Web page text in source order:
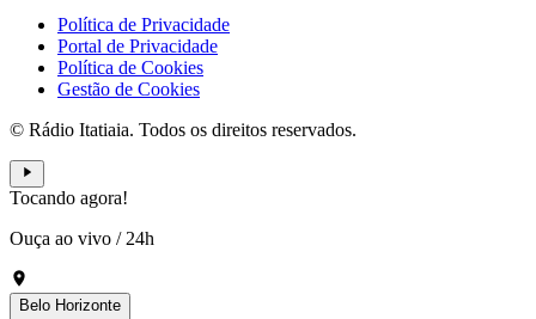
Política de Privacidade
Portal de Privacidade
Política de Cookies
Gestão de Cookies
© Rádio Itatiaia. Todos os direitos reservados.
Tocando agora!
Ouça ao vivo / 24h
Belo Horizonte